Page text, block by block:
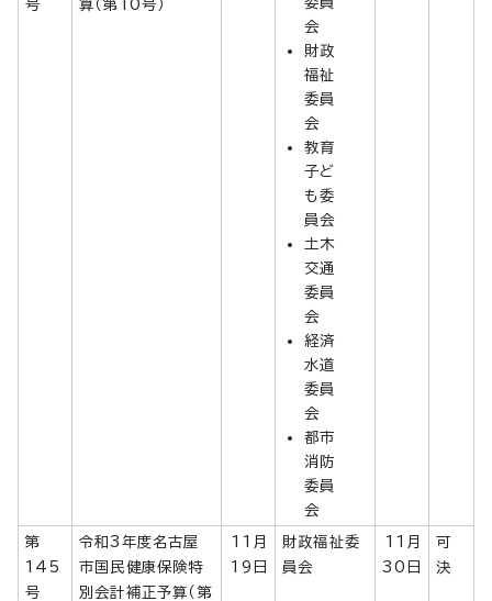
号
算（第10号）
会
財政
福祉
委員
会
教育
子ど
も委
員会
土木
交通
委員
会
経済
水道
委員
会
都市
消防
委員
会
第
145
号
令和3年度名古屋
市国民健康保険特
別会計補正予算（第
11月
19日
財政福祉委
員会
11月
30日
可
決